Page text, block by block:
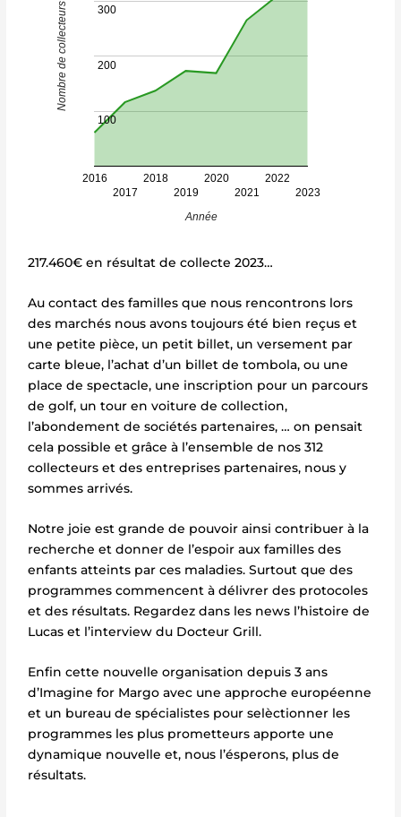
2016
2017
2018
2019
2020
2021
2022
2023
100
200
300
Année
Nombre de collecteurs
217.460€ en résultat de collecte 2023…
Au contact des familles que nous rencontrons lors
des marchés nous avons toujours été bien reçus et
une petite pièce, un petit billet, un versement par
carte bleue, l’achat d’un billet de tombola, ou une
place de spectacle, une inscription pour un parcours
de golf, un tour en voiture de collection,
l’abondement de sociétés partenaires, … on pensait
cela possible etgrâce à l’ensemble de nos 312
collecteurs et des entreprises partenaires, nous y
sommes arrivés.
Notre joie est grande de pouvoir ainsi contribuer à la
recherche et donner de l’espoir aux familles des
enfants atteints par ces maladies. Surtout que des
programmes commencent à délivrer des protocoles
et des résultats. Regardez dans les news l’histoire de
Lucas et l’interview du Docteur Grill.
Enfin cette nouvelle organisation depuis 3 ans
d’Imagine for Margo avec une approche européenne
et un bureau de spécialistes pour selèctionner les
programmes les plus prometteurs apporte une
dynamique nouvelle et, nous l’ésperons, plus de
résultats.